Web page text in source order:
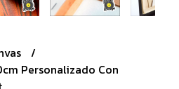
Personalizado Con